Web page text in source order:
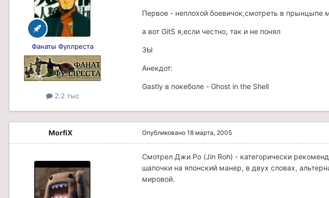
Фанаты Фуллреста
2.2 тыс
Первое - неплохой боевичок,смотреть в прынцыпе
а вот GitS я,если честно, так и не понял
ЗЫ
Анекдот:
Gastly в покеболе - Ghost in the Shell
MorfiX Опубликовано 18 марта, 2005
Смотрел Джи Ро (Jin Roh) - категорически
шапочки на японский манер, в двух словах,
мировой.